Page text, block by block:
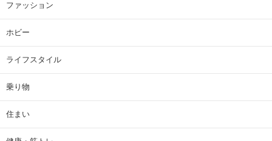
ファッション
ホビー
ライフスタイル
乗り物
住まい